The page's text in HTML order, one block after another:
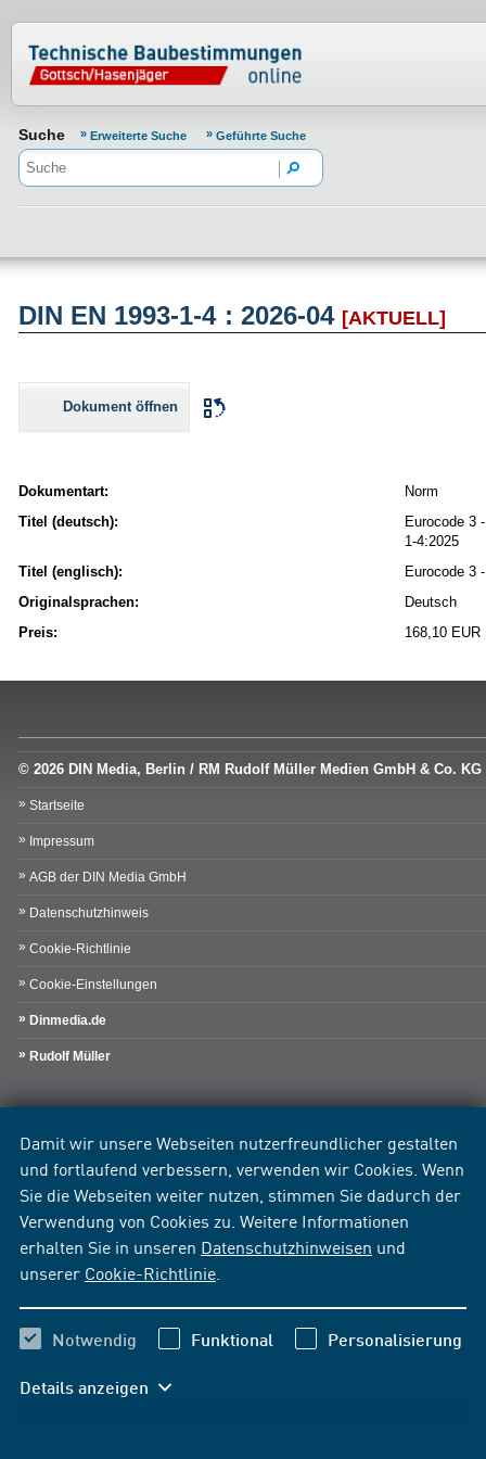
Damit wir unsere Webseiten nutzerfreundlicher gestalten
und fortlaufend verbessern, verwenden wir Cookies. Wenn
Sie die Webseiten weiter nutzen, stimmen Sie dadurch der
Verwendung von Cookies zu. Weitere Informationen
erhalten Sie in unseren Datenschutzhinweisen und
unserer Cookie-Richtlinie
Notwendig Funktional Personalisierung
Details anzeigen
Normenportal Barrierefreiheit
Suche Erweiterte Suche Geführte Suche
DIN EN 1993-1-4 : 2026-04 [AKTUELL]
Dokument öffnen
Dokumentart:
Norm
Titel (deutsch):
Eurocode 3
1-4:2025
Titel (englisch):
Eurocode 3
Originalsprachen:
Deutsch
Preis:
168,10 EUR
© 2026 DIN Media, Berlin / RM Rudolf Müller Medien GmbH & Co. KG
Startseite
Impressum
AGB der DIN Media GmbH
Datenschutzhinweis
Cookie-Richtlinie
Cookie-Einstellungen
Dinmedia.de
Rudolf Müller